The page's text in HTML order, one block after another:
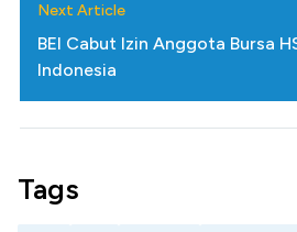
Next Article
BEI Cabut Izin Anggota Bursa
Indonesia
Tags